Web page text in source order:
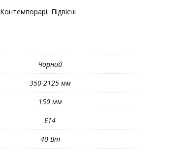
Контемпорарі Підвісні
Чорний
350-2125 мм
150 мм
E14
40 Вт